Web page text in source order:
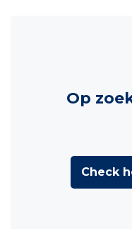
Op
Check